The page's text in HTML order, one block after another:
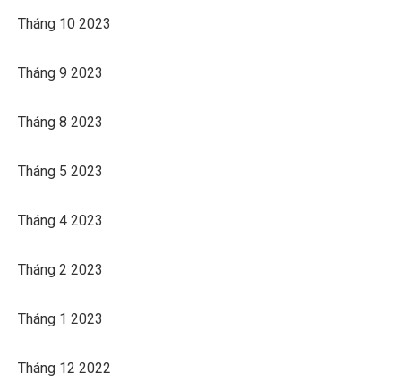
Tháng 10 2023
Tháng 9 2023
Tháng 8 2023
Tháng 5 2023
Tháng 4 2023
Tháng 2 2023
Tháng 1 2023
Tháng 12 2022